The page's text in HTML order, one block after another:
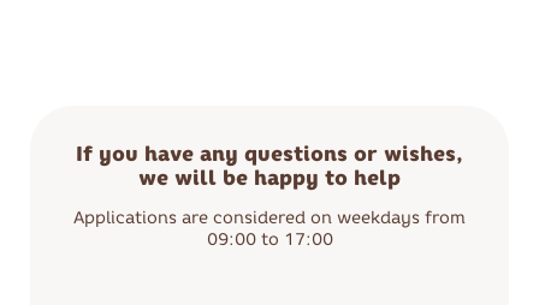
If you have any questions or wishes,
we will be happy to help
Applications are considered on weekdays from
09:00 to 17:00